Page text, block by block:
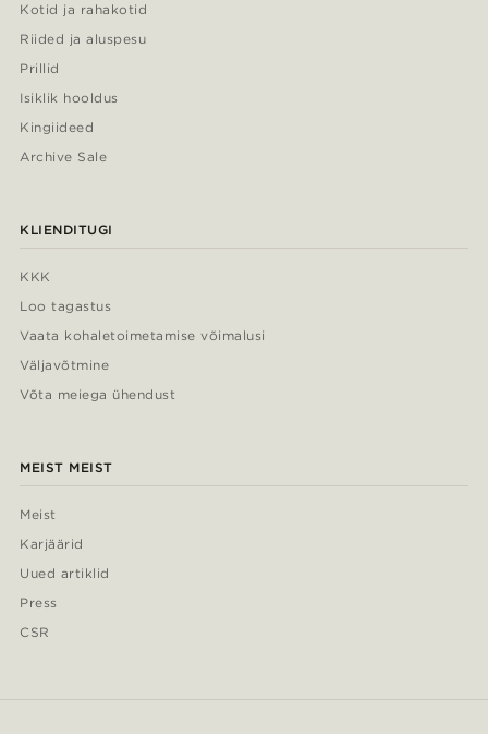
Kotid ja rahakotid
Riided ja aluspesu
Prillid
Isiklik hooldus
Kingiideed
Archive Sale
KLIENDITUGI
KKK
Loo tagastus
Vaata kohaletoimetamise võimalusi
Väljavõtmine
Võta meiega ühendust
MEIST MEIST
Meist
Karjäärid
Uued artiklid
Press
CSR